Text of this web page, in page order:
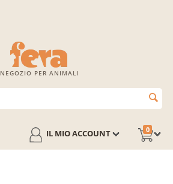
NEGOZIO PER ANIMALI
0
IL MIO ACCOUNT